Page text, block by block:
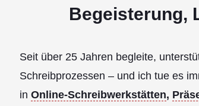
Begeisterung,
Seit über 25 Jahren begleite,
Schreibprozessen – und ich tue es
in Online-Schreibwerkstätten,